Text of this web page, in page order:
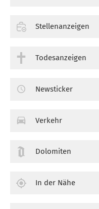
Stellenanzeigen
Todesanzeigen
Newsticker
Verkehr
Dolomiten
In der Nähe